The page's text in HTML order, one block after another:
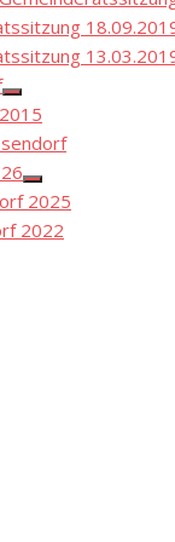
Show
sub
menu
Show
sub
menu
2025
2022